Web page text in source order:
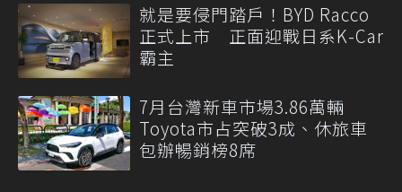
就是要侵門踏戶！BYD Racco
正式上市 正面迎戰日系K-Car
霸主
7月台灣新車市場3.86萬輛
Toyota市占突破3成、休旅車
包辦暢銷榜8席